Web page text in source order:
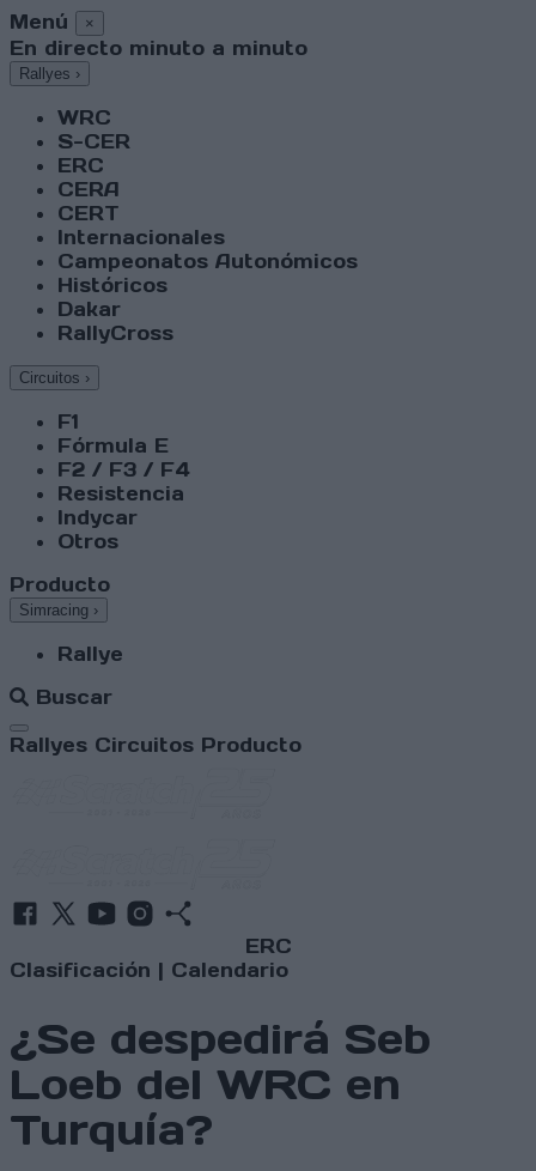
Menú ×
En directo minuto a minuto
Rallyes ›
WRC
S-CER
ERC
CERA
CERT
Internacionales
Campeonatos Autonómicos
Históricos
Dakar
RallyCross
Circuitos ›
F1
Fórmula E
F2 / F3 / F4
Resistencia
Indycar
Otros
Producto
Simracing ›
Rallye
Buscar
Abrir menú
Rallyes Circuitos Producto
ERC
Clasificación | Calendario
¿Se despedirá Seb
Loeb del WRC en
Turquía?